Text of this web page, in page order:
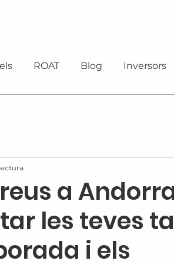
ROAT Blog Inversors
a
les teves
i els